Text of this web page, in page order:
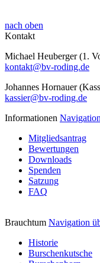
nach oben
Kontakt
Michael Heuberger (1.
kontakt@bv-roding.de
Johannes Hornauer
kassier@bv-roding.de
Informationen
Mitgliedsantrag
Bewertungen
Downloads
Spenden
Satzung
FAQ
Brauchtum Navigation
Historie
Burschenkutsche